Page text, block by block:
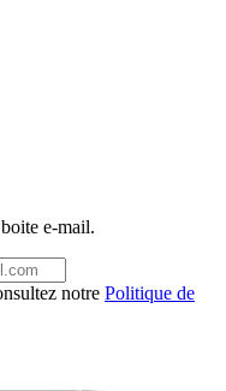
e-mail.
notre Politique de